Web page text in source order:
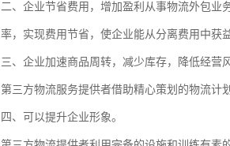
二、企业节省费用，增加盈利从事物流外包业
率，实现费用节省，使企业能从分离费用中获益
三、企业加速商品周转，减少库存，降低经营风
第三方物流服务提供者借助精心策划的物流计
四、可以提升企业形象。